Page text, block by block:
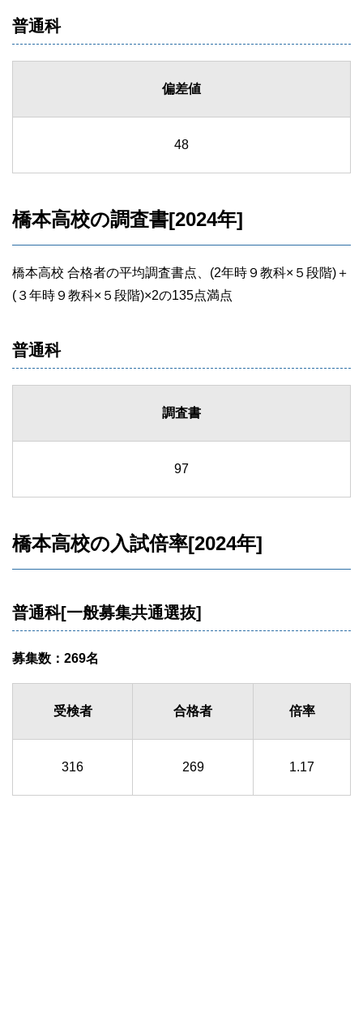
普通科
偏差値
48
橋本高校の調査書[2024年]
橋本高校 合格者の平均調査書点、(2年時９教科×５段階)＋
(３年時９教科×５段階)×2の135点満点
普通科
調査書
97
橋本高校の入試倍率[2024年]
普通科[一般募集共通選抜]
募集数：269名
受検者 合格者 倍率
316 269 1.17